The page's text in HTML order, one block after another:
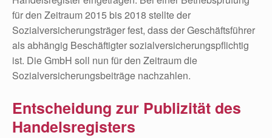
für den Zeitraum 2015 bis 2018 stellte der
Sozialversicherungsträger fest, dass der Geschäftsführer
als abhängig Beschäftigter sozialversicherungspflichtig
ist. Die GmbH soll nun für den Zeitraum die
Sozialversicherungsbeiträge nachzahlen.
Entscheidung zur Publizität des
Handelsregisters